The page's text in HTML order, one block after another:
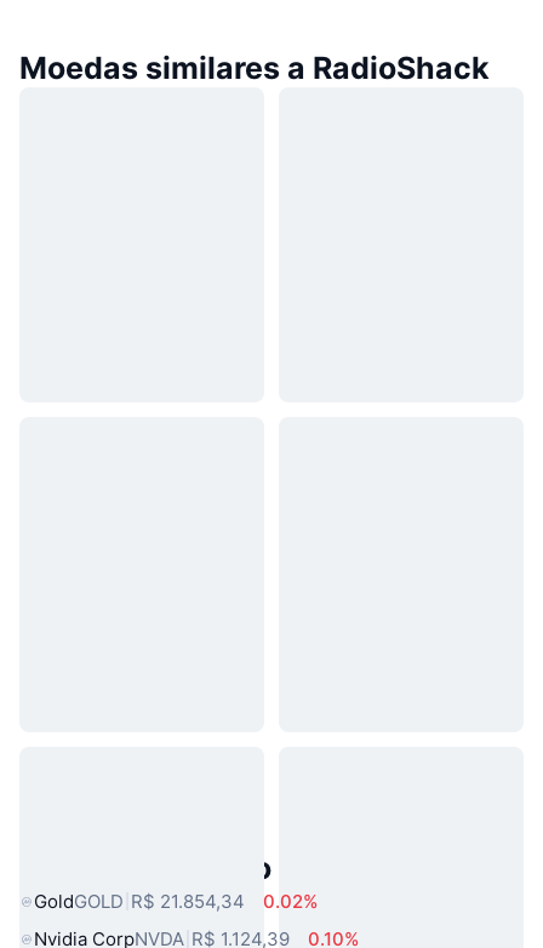
Moedas similares a RadioShack
Ativos do Mundo Real Populares
GoldGOLD R$ 21.854,34
0.02%
Nvidia CorpNVDA R$ 1.124,39 0.10%